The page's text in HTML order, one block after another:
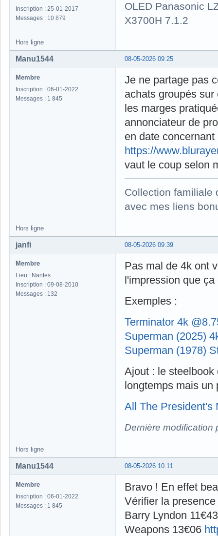
Inscription : 25-01-2017
Messages : 10 879
OLED Panasonic
X3700H 7.1.2
Hors ligne
08-05-2026 09:25
Manu1544
Membre
Inscription : 06-01-2022
Messages : 1 845
Je ne partage pas
achats groupés
les marges
annonciateur de
en date
https://
vaut le coup selon
Collection familiale
avec mes liens
Hors ligne
08-05-2026 09:39
janfi
Membre
Lieu : Nantes
Inscription : 09-08-2010
Messages : 132
Pas mal de 4k ont
l'impression que
Exemples :
Terminator 4k
Superman (2025)
Superman (1978)
Ajout : le steelbook
longtemps mais un
All The President's
Dernière modification
Hors ligne
08-05-2026 10:11
Manu1544
Membre
Inscription : 06-01-2022
Messages : 1 845
Bravo ! En effet
Vérifier la
Barry Lyndon
Weapons 13€06